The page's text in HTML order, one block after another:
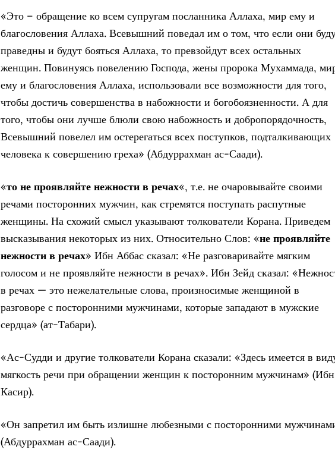
«Это – обращение ко всем супругам посланника Аллаха, мир ему и
благословения Аллаха. Всевышний поведал им о том, что если они
праведны и будут бояться Аллаха, то превзойдут всех остальных
женщин. Повинуясь повелению Господа, жены пророка Мухаммада,
ему и благословения Аллаха, использовали все возможности для того,
чтобы достичь совершенства в набожности и богобоязненности. А для
того, чтобы они лучше блюли свою набожность и добропорядочность,
Всевышний повелел им остерегаться всех поступков, подталкивающих
человека к совершению греха» (Абдуррахман ас-Саади).
«то не проявляйте нежности в речах«, т.е. не очаровывайте своими
речами посторонних мужчин, как стремятся поступать распутные
женщины. На схожий смысл указывают толкователи Корана. Приведем
высказывания некоторых из них. Относительно Слов: «не проявляйте
нежности в речах» Ибн Аббас сказал: «Не разговаривайте мягким
голосом и не проявляйте нежности в речах». Ибн Зейд сказал:
в речах — это нежелательные слова, произносимые женщиной в
разговоре с посторонними мужчинами, которые западают в мужские
сердца» (ат-Табари).
«Ас-Судди и другие толкователи Корана сказали: «Здесь имеется в
мягкость речи при обращении женщин к посторонним мужчинам» (Ибн
Касир).
«Он запретил им быть излишне любезными с посторонними
(Абдуррахман ас-Саади).